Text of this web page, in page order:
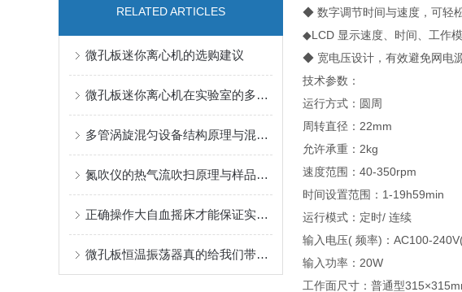
RELATED ARTICLES
微孔板迷你离心机的选购建议
微孔板迷你离心机在实验室的多功能性与操作便捷性
多管涡旋混匀设备结构原理与混匀效能研究
氮吹仪的热气流吹扫原理与样品前处理应用
正确操作大自血摇床才能保证实验的正常进行
微孔板恒温振荡器真的给我们带来了很多的便利
◆ 数字调节时间与速度，可轻
◆LCD 显示速度、时间、工作
◆ 宽电压设计，有效避免网电
技术参数：
运行方式：圆周
周转直径：22mm
允许承重：2kg
速度范围：40-350rpm
时间设置范围：1-19h59min
运行模式：定时/ 连续
输入电压( 频率)：AC100-
输入功率：20W
工作面尺寸：普通型